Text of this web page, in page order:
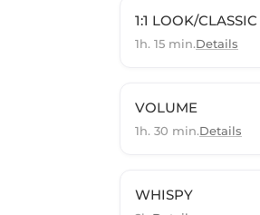
1:1 LOOK/CLASSIC
1h. 15 min.Details
VOLUME
1h. 30 min.Details
WHISPY